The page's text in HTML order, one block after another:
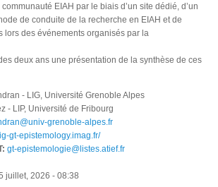
EIAH par le biais d’un site dédié, d’un
de conduite de la recherche en EIAH et de
lors des événements organisés par la
deux ans une présentation de la synthèse de ces
- LIG, Université Grenoble Alpes
- LIP, Université de Fribourg
grenoble-alpes.fr
gt-epistemology.imag.fr/
gt-epistemologie@listes.atief.fr
juillet, 2026 - 08:38